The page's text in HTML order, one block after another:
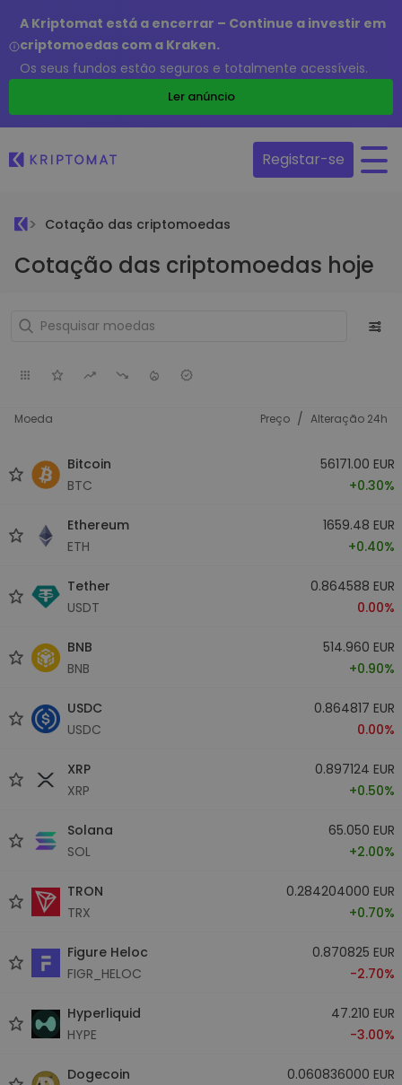
A Kriptomat está a encerrar – Continue a investir em
criptomoedas com a Kraken.
Os seus fundos estão seguros e totalmente acessíveis.
Ler anúncio
Registar-se
Cotação das criptomoedas
Cotação das criptomoedas hoje
Moeda Preço / Alteração 24h
Bitcoin
BTC
56171.00 EUR
+0.30%
Ethereum
ETH
1659.48 EUR
+0.40%
Tether
USDT
0.864588 EUR
0.00%
BNB
BNB
514.960 EUR
+0.90%
USDC
USDC
0.864817 EUR
0.00%
XRP
XRP
0.897124 EUR
+0.50%
Solana
SOL
65.050 EUR
+2.00%
TRON
TRX
0.284204000 EUR
+0.70%
Figure Heloc
FIGR_HELOC
0.870825 EUR
-2.70%
Hyperliquid
HYPE
47.210 EUR
-3.00%
Dogecoin
0.060836000 EUR